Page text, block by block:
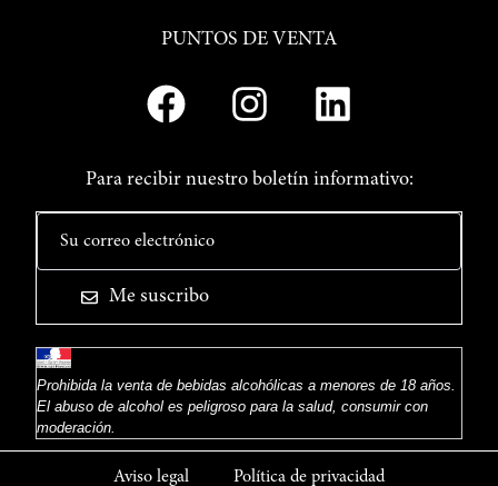
PUNTOS DE VENTA
Para recibir nuestro boletín informativo:
Me suscribo
Prohibida la venta de bebidas alcohólicas a menores de 18 años.
El abuso de alcohol es peligroso para la salud, consumir con
moderación.
Aviso legal Política de privacidad